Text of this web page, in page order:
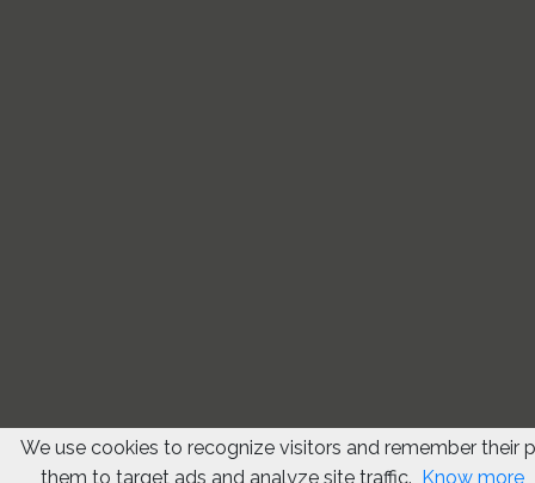
We use cookies to recognize visitors and remember their
them to target ads and analyze site traffic. Know more